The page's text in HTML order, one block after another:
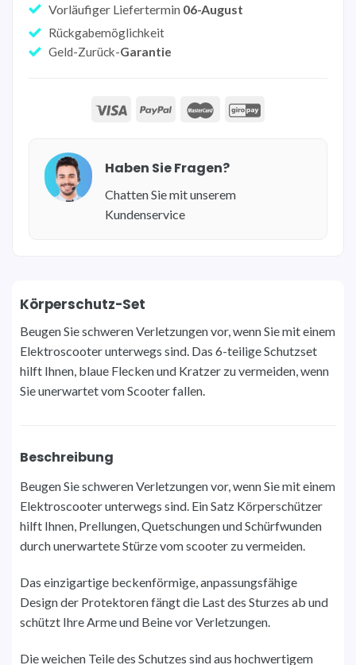
Vorläufiger Liefertermin 06-August
Rückgabemöglichkeit
Geld-Zurück-Garantie
Haben Sie Fragen?
Chatten Sie mit unserem
Kundenservice
Körperschutz-Set
Beugen Sie schweren Verletzungen vor, wenn Sie mit einem
Elektroscooter unterwegs sind. Das 6-teilige Schutzset
hilft Ihnen, blaue Flecken und Kratzer zu vermeiden, wenn
Sie unerwartet vom Scooter fallen.
Beschreibung
Beugen Sie schweren Verletzungen vor, wenn Sie mit einem
Elektroscooter unterwegs sind. Ein Satz Körperschützer
hilft Ihnen, Prellungen, Quetschungen und Schürfwunden
durch unerwartete Stürze vom scooter zu vermeiden.
Das einzigartige beckenförmige, anpassungsfähige
Design der Protektoren fängt die Last des Sturzes ab und
schützt Ihre Arme und Beine vor Verletzungen.
Die weichen Teile des Schutzes sind aus hochwertigem